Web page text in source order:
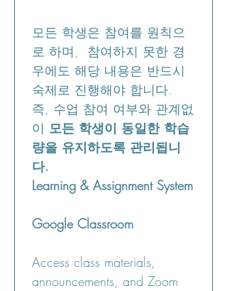
모든 학생은 참여를 원칙으
로 하며,  참여하지 못한 경
우에도 해당 내용은 반드시
숙제로 진행해야 합니다.
즉, 수업 참여 여부와 관계없
이 모든 학생이 동일한 학습
량을 유지하도록 관리됩니
다.
Learning & Assignment System
Google Classroom
Access class materials,
announcements, and Zoom